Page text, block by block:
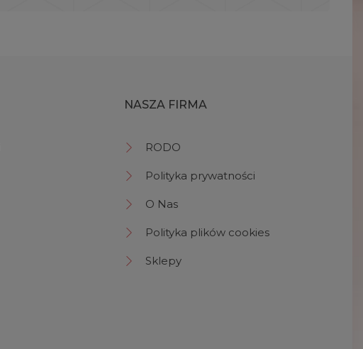
NASZA FIRMA
RODO
Polityka prywatności
O Nas
Polityka plików cookies
Sklepy